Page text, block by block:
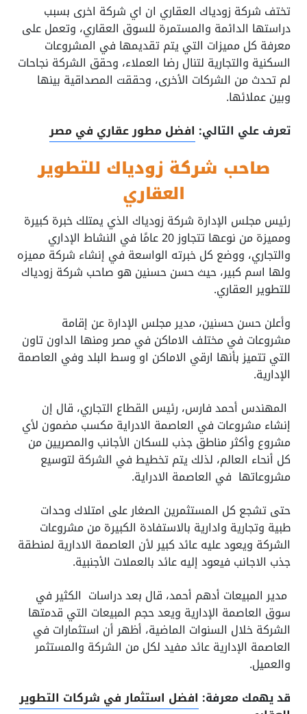
تختف شركة زودياك العقاري ان اي شركة اخرى بسبب
دراستها الدائمة والمستمرة للسوق العقاري، وتعمل على
معرفة كل مميزات التي يتم تقديمها في المشروعات
السكنية والتجارية لتنال رضا العملاء، وحقق الشركة نجاحات
لم تحدث من الشركات الأخرى، وحققت المصداقية بينها
وبين عملائها.
تعرف علي التالي: افضل مطور عقاري في مصر
صاحب شركة زودياك للتطوير
العقاري
رئيس مجلس الإدارة شركة زودياك الذي يمتلك خبرة كبيرة
ومميزة من نوعها تتجاوز 20 عامًا في النشاط الإداري
والتجاري، ووضع كل خبرته الواسعة في إنشاء شركة مميزه
ولها اسم كبير، حيث حسن حسنين هو صاحب شركة زودياك
للتطوير العقاري.
وأعلن حسن حسنين، مدير مجلس الإدارة عن إقامة
مشروعات في مختلف الاماكن في مصر ومنها الداون تاون
التي تتميز بأنها ارقي الاماكن او وسط البلد وفي العاصمة
الإدارية.
المهندس أحمد فارس، رئيس القطاع التجاري، قال إن
إنشاء مشروعات في العاصمة الادراية مكسب مضمون لأي
مشروع وأكثر مناطق جذب للسكان الأجانب والمصريين من
كل أنحاء العالم، لذلك يتم تخطيط في الشركة لتوسيع
مشروعاتها في العاصمة الادراية.
حتى تشجع كل المستثمرين الصغار على امتلاك وحدات
طبية وتجارية وادارية بالاستفادة الكبيرة من مشروعات
الشركة ويعود عليه عائد كبير لأن العاصمة الادارية لمنطقة
جذب الاجانب فيعود إليه عائد بالعملات الأجنبية.
مدير المبيعات أدهم أحمد، قال بعد دراسات الكثير في
سوق العاصمة الإدارية ويعد حجم المبيعات التي قدمتها
الشركة خلال السنوات الماضية، أظهر أن استثمارات في
العاصمة الإدارية عائد مفيد لكل من الشركة والمستثمر
والعميل.
قد يهمك معرفة: افضل استثمار في شركات التطوير